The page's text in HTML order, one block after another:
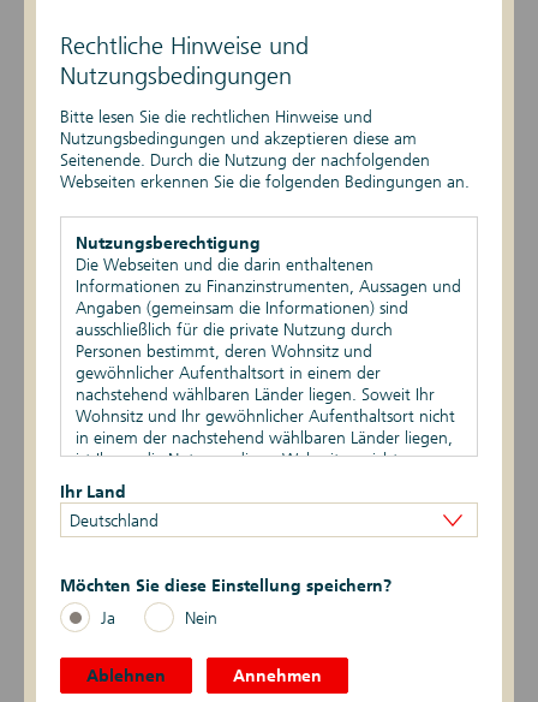
Rechtliche Hinweise und
Nutzungsbedingungen
Bitte lesen Sie die rechtlichen Hinweise und
Nutzungsbedingungen und akzeptieren diese am
Seitenende. Durch die Nutzung der nachfolgenden
Webseiten erkennen Sie die folgenden Bedingungen an.
Nutzungsberechtigung
Die Webseiten und die darin enthaltenen
Informationen zu Finanzinstrumenten, Aussagen und
Angaben (gemeinsam die Informationen) sind
ausschließlich für die private Nutzung durch
Personen bestimmt, deren Wohnsitz und
gewöhnlicher Aufenthaltsort in einem der
nachstehend wählbaren Länder liegen. Soweit Ihr
Wohnsitz und Ihr gewöhnlicher Aufenthaltsort nicht
in einem der nachstehend wählbaren Länder liegen,
ist Ihnen die Nutzung dieser Webseiten nicht
gestattet. Durch die Nutzung dieser Webseiten
bestätigen Sie, dass Ihr Wohnsitz und gewöhnlicher
Aufenthaltsort in einem der nachstehend wählbaren
Vertriebsbeschränkungen
Die auf den Webseiten enthaltenen Informationen
dürfen nicht außerhalb der eines oder mehrerer der
nachstehend wählbaren Länder verbreitet werden.
Auf die besonderen Verkaufsbeschränkungen in den
verschiedenen Ländern wird hingewiesen.
Ihr Land
Deutschland
Möchten Sie diese Einstellung speichern?
Ja
Nein
Ablehnen Annehmen
DIP21
EPIHS-II-21
EPBSV-II-21
DIP20
EPBSV-I-20
EPIHS-I-20
EPIHS-II-19
EPBSV-II-19
DIP19
EPBSV-I-18
DIP18